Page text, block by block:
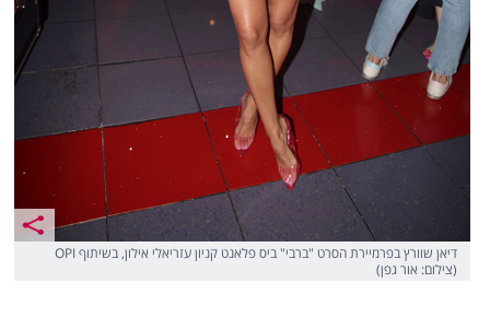
דיאן שוורץ בפרמיירת הסרט "ברבי" ביס פלאנט קניון עזריאלי אילון, בשיתוף OPI
(צילום: אור גפן)